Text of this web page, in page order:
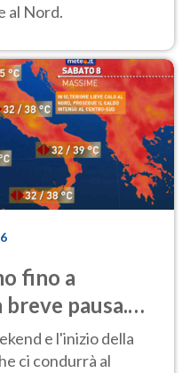
al Nord.
fino a
pausa.
e l'inizio della
ci condurrà al